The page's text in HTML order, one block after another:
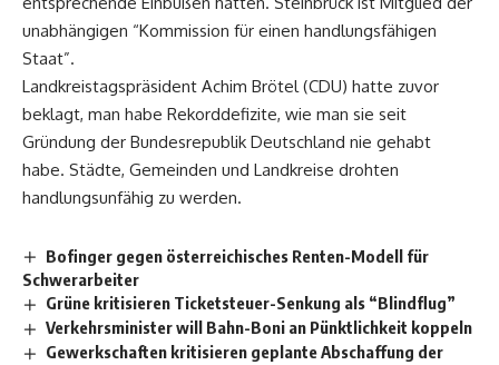
unabhängigen “Kommission für einen handlungsfähigen
Staat”.
Landkreistagspräsident Achim Brötel (CDU) hatte zuvor
beklagt, man habe Rekorddefizite, wie man sie seit
Gründung der Bundesrepublik Deutschland nie gehabt
habe. Städte, Gemeinden und Landkreise drohten
handlungsunfähig zu werden.
Bofinger gegen österreichisches Renten-Modell für
Schwerarbeiter
Grüne kritisieren Ticketsteuer-Senkung als “Blindflug”
Verkehrsminister will Bahn-Boni an Pünktlichkeit koppeln
Gewerkschaften kritisieren geplante Abschaffung der